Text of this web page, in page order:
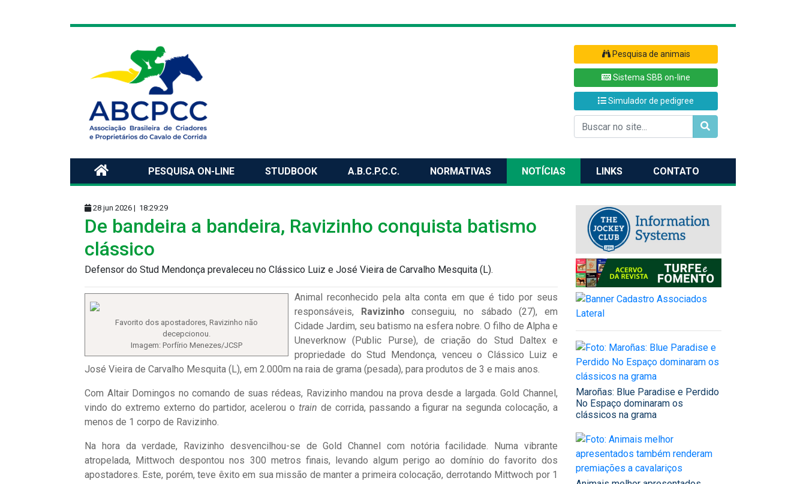
Pesquisa de animais
Sistema SBB on-line
Simulador de pedigree
PESQUISA ON-LINE STUDBOOK A.B.C.P.C.C. NORMATIVAS NOTÍCIAS LINKS CONTATO
28 jun 2026 | 18:29:29
De bandeira a bandeira, Ravizinho conquista batismo
clássico
Defensor do Stud Mendonça prevaleceu no Clássico Luiz e José Vieira de Carvalho Mesquita (L).
Favorito dos apostadores, Ravizinho não
decepcionou.
Imagem: Porfírio Menezes/JCSP
Animal reconhecido pela alta conta em que é tido por seus
responsáveis, Ravizinho conseguiu, no sábado (27), em
Cidade Jardim, seu batismo na esfera nobre. O filho de Alpha e
Uneverknow (Public Purse), de criação do Stud Daltex e
propriedade do Stud Mendonça, venceu o Clássico Luiz e
José Vieira de Carvalho Mesquita (L), em 2.000m na raia de grama (pesada), para produtos de 3 e mais anos.
Com Altair Domingos no comando de suas rédeas, Ravizinho mandou na prova desde a largada. Gold Channel,
vindo do extremo externo do partidor, acelerou otrain de corrida, passando a figurar na segunda colocação, a
menos de 1 corpo de Ravizinho.
Na hora da verdade, Ravizinho desvencilhou-se de Gold Channel com notória facilidade. Numa vibrante
atropelada, Mittwoch despontou nos 300 metros finais, levando algum perigo ao domínio do favorito dos
apostadores. Este, porém, teve êxito em sua missão de manter a primeira colocação, derrotando Mittwoch por 1
Maroñas: Blue Paradise e Perdido
No Espaço dominaram os
clássicos na grama